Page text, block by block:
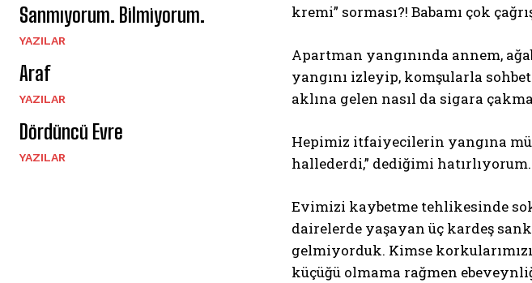
Sanmıyorum. Bilmiyorum.
YAZILAR
Araf
YAZILAR
Dördüncü Evre
YAZILAR
kremi” sorması?! Babamı çok
Apartman yangınında annem,
yangını izleyip, komşularla
aklına gelen nasıl da sigara
Hepimiz itfaiyecilerin yangına
hallederdi,” dediğimi
Evimizi kaybetme tehlikesinde
dairelerde yaşayan üç kardeş
gelmiyorduk. Kimse
küçüğü olmama rağmen